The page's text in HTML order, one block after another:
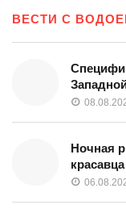
ВЕСТИ С
Ночная